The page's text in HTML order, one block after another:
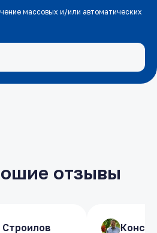
массовых и/или автоматических
отзывы